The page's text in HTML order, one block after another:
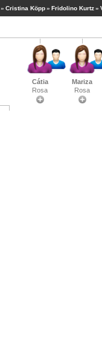
»
Fridolino Kurtz
»
Cristina Köpp
»
Cátia
Rosa
Mariza
Rosa